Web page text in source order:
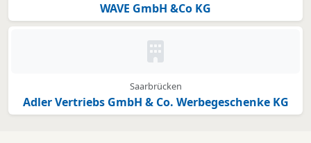
WAVE GmbH &Co KG
Kein Bild oder Logo hinterlegt
Saarbrücken
Adler Vertriebs GmbH & Co. Werbegeschenke KG